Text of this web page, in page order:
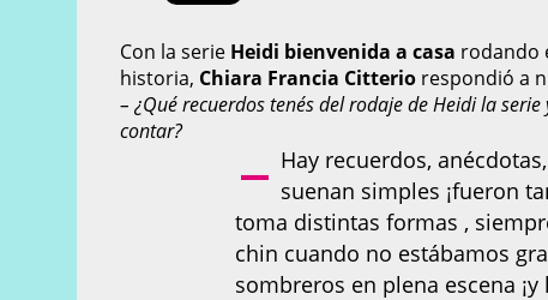
Con la serie Heidi bienvenida a casa rodando
historia, Chiara Francia Citterio respondió a
– ¿Qué recuerdos tenés del rodaje de Heidi la
contar?
– Hay recuerdos,
suenan simples ¡fueron
toma distintas formas ,
chin cuando no estábamos
sombreros en plena escena